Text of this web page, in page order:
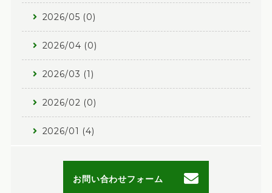
2026/05 (0)
2026/04 (0)
2026/03 (1)
2026/02 (0)
2026/01 (4)
お問い合わせフォーム